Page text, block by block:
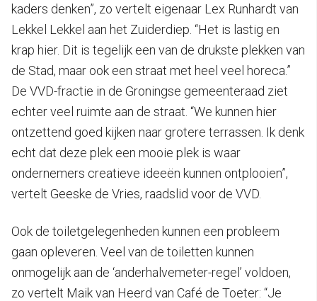
kaders denken”, zo vertelt eigenaar Lex Runhardt van
Lekkel Lekkel aan het Zuiderdiep. “Het is lastig en
krap hier. Dit is tegelijk een van de drukste plekken van
de Stad, maar ook een straat met heel veel horeca.”
De VVD-fractie in de Groningse gemeenteraad ziet
echter veel ruimte aan de straat. “We kunnen hier
ontzettend goed kijken naar grotere terrassen. Ik denk
echt dat deze plek een mooie plek is waar
ondernemers creatieve ideeën kunnen ontplooien”,
vertelt Geeske de Vries, raadslid voor de VVD.
Ook de toiletgelegenheden kunnen een probleem
gaan opleveren. Veel van de toiletten kunnen
onmogelijk aan de ‘anderhalvemeter-regel’ voldoen,
zo vertelt Maik van Heerd van Café de Toeter: “Je